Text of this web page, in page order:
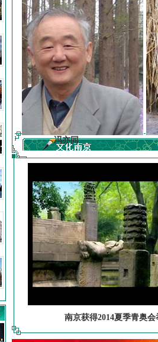
冯亦同
南京获得2014夏季青奥会